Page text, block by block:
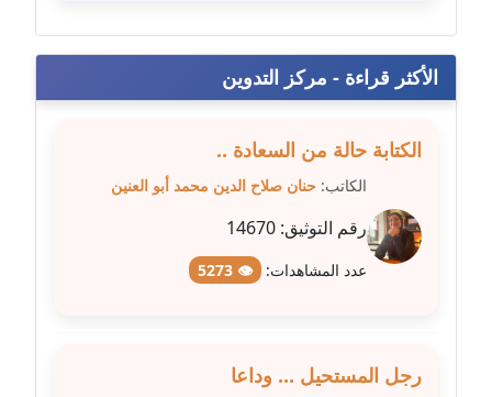
مدونة طه عبد الوهاب
عاملة
مدونة عاصم عرابي
عاملة
مدونة عبد الحميد ابراهيم
عاملة
مدونة عبد الكريم موسى
الأكثر قراءة - مركز التدوين
الكتابة حالة من السعادة ..
الكاتب: حنان صلاح الدين محمد أبو العنين
رقم التوثيق: 14670
عدد المشاهدات: 👁 5273
رجل المستحيل ... وداعا